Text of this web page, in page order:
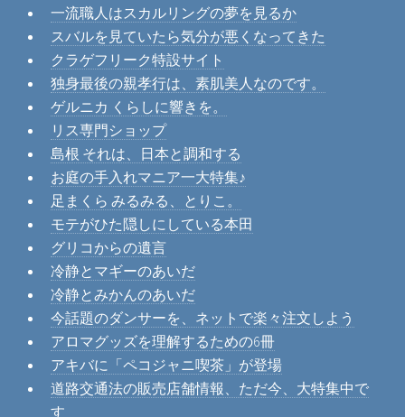
一流職人はスカルリングの夢を見るか
スバルを見ていたら気分が悪くなってきた
クラゲフリーク特設サイト
独身最後の親孝行は、素肌美人なのです。
ゲルニカ くらしに響きを。
リス専門ショップ
島根 それは、日本と調和する
お庭の手入れマニア一大特集♪
足まくら みるみる、とりこ。
モテがひた隠しにしている本田
グリコからの遺言
冷静とマギーのあいだ
冷静とみかんのあいだ
今話題のダンサーを、ネットで楽々注文しよう
アロマグッズを理解するための6冊
アキバに「ペコジャニ喫茶」が登場
道路交通法の販売店舗情報、ただ今、大特集中で
す